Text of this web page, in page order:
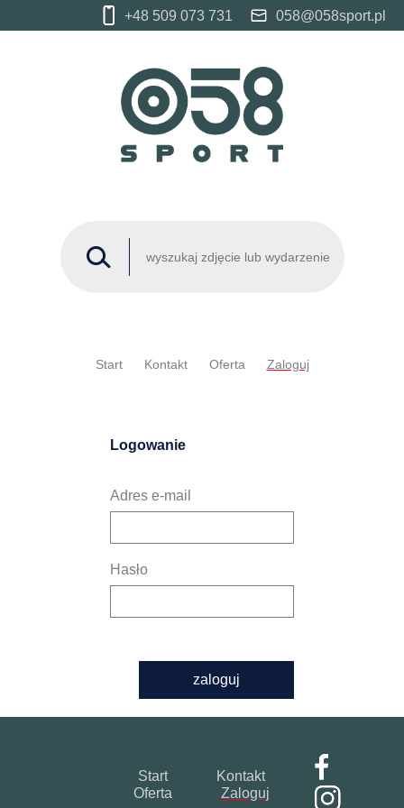
+48 509 073 731 058@058sport.pl
Start Kontakt Oferta Zaloguj
Logowanie
Adres e-mail
Hasło
zaloguj
Start
Kontakt
Oferta
Zaloguj